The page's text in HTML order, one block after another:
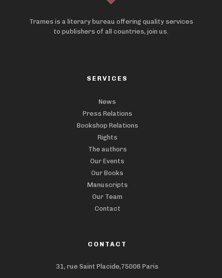
Trames is a literary bureau offering quality services
to publishers of all countries, join us.
SERVICES
News
Press Relations
Bookshop Relations
Rights
The authors
Our Events
Our Books
Manuscripts
Our Team
Contact
CONTACT
31, rue Saint Placide,75006 Paris